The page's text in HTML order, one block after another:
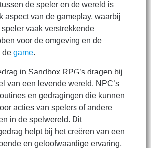
de speler en de wereld is
aspect van de gameplay, waarbij
vaak verstrekkende
voor de omgeving en de
de game.
in Sandbox RPG’s dragen bij
van een levende wereld. NPC’s
en gedragingen die kunnen
acties van spelers of andere
in de spelwereld. Dit
helpt bij het creëren van een
en geloofwaardige ervaring,